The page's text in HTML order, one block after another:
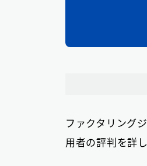
ファクタリング
用者の評判を詳